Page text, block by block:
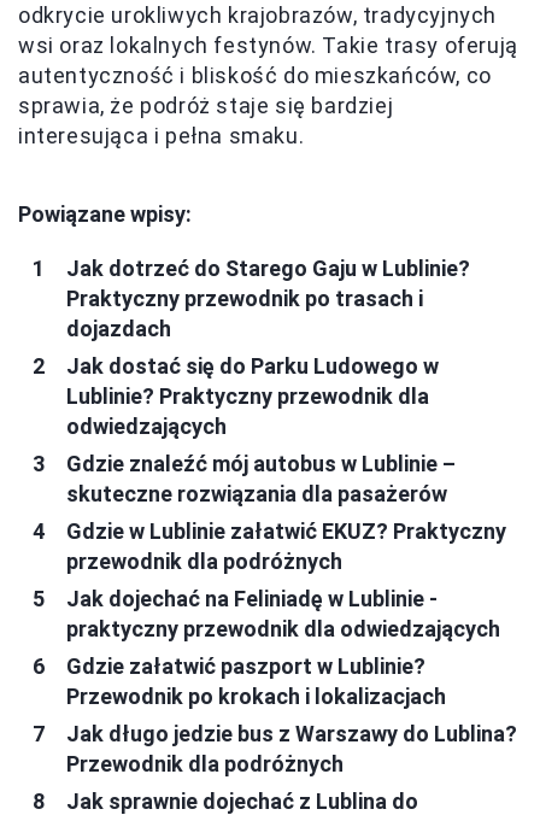
odkrycie urokliwych krajobrazów, tradycyjnych
wsi oraz lokalnych festynów. Takie trasy oferują
autentyczność i bliskość do mieszkańców, co
sprawia, że podróż staje się bardziej
interesująca i pełna smaku.
Powiązane wpisy:
Jak dotrzeć do Starego Gaju w Lublinie?
Praktyczny przewodnik po trasach i
dojazdach
Jak dostać się do Parku Ludowego w
Lublinie? Praktyczny przewodnik dla
odwiedzających
Gdzie znaleźć mój autobus w Lublinie –
skuteczne rozwiązania dla pasażerów
Gdzie w Lublinie załatwić EKUZ? Praktyczny
przewodnik dla podróżnych
Jak dojechać na Feliniadę w Lublinie -
praktyczny przewodnik dla odwiedzających
Gdzie załatwić paszport w Lublinie?
Przewodnik po krokach i lokalizacjach
Jak długo jedzie bus z Warszawy do Lublina?
Przewodnik dla podróżnych
Jak sprawnie dojechać z Lublina do